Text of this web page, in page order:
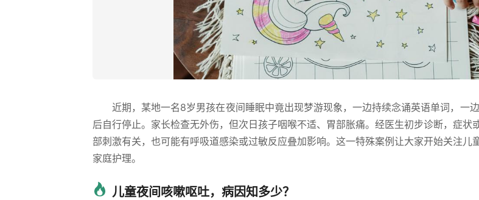
近期，某地一名8岁男孩在夜间睡眠中竟出现梦游现象，一边持续念诵英语单词，一
后自行停止。家长检查无外伤，但次日孩子咽喉不适、胃部胀痛。经医生初步诊断，症状
部刺激有关，也可能有呼吸道感染或过敏反应叠加影响。这一特殊案例让大家开始关注儿
家庭护理。
儿童夜间咳嗽呕吐，病因知多少？